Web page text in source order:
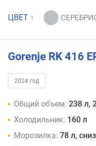
ЦВЕТ 1
Gorenje RK 416
2024 год
Общий объем: 238 л,
Холодильник: 160 л
Морозилка: 78 л,